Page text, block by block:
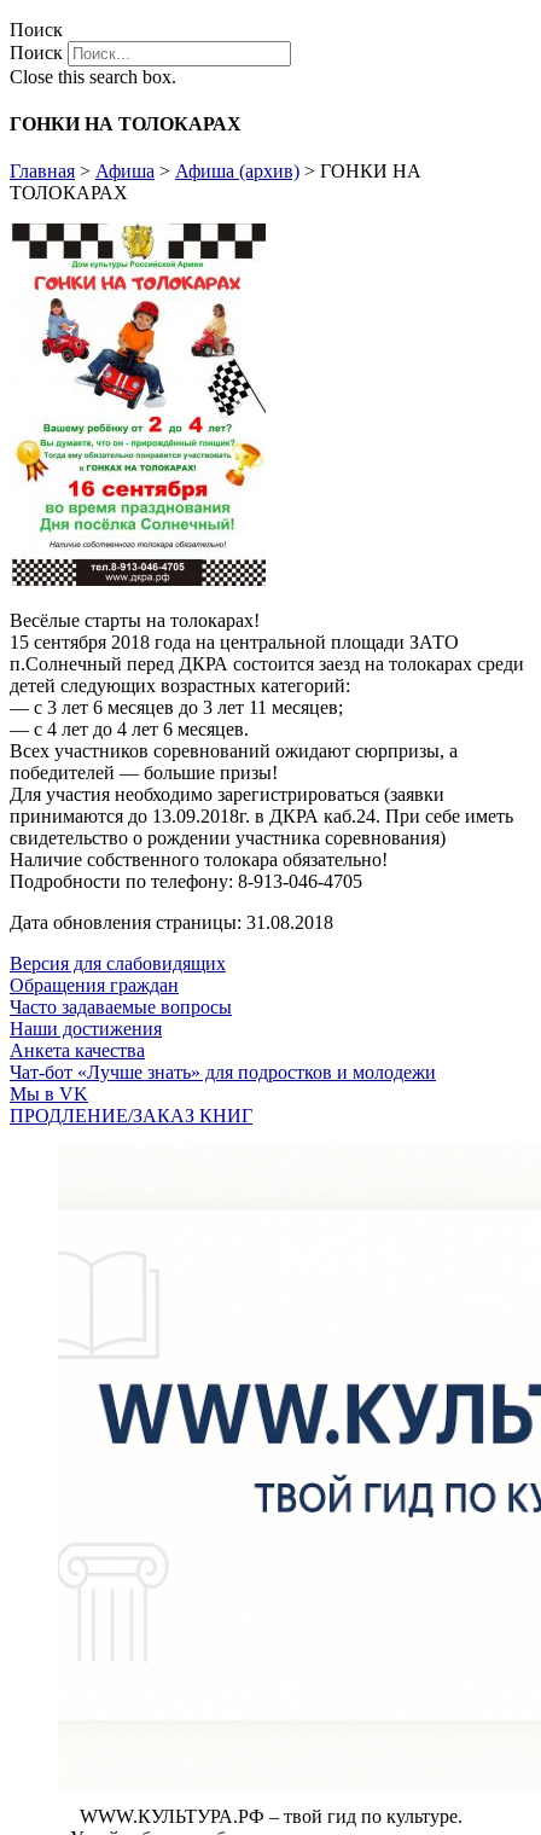
Поиск
Поиск
Close this search box.
ГОНКИ НА ТОЛОКАРАХ
Главная > Афиша > Афиша (архив) > ГОНКИ НА
ТОЛОКАРАХ
Весёлые старты на толокарах!
15 сентября 2018 года на центральной площади ЗАТО
п.Солнечный перед ДКРА состоится заезд на толокарах среди
детей следующих возрастных категорий:
— с 3 лет 6 месяцев до 3 лет 11 месяцев;
— с 4 лет до 4 лет 6 месяцев.
Всех участников соревнований ожидают сюрпризы, а
победителей — большие призы!
Для участия необходимо зарегистрироваться (заявки
принимаются до 13.09.2018г. в ДКРА каб.24. При себе иметь
свидетельство о рождении участника соревнования)
Наличие собственного толокара обязательно!
Подробности по телефону: 8-913-046-4705
Дата обновления страницы: 31.08.2018
Версия для слабовидящих
Обращения граждан
Часто задаваемые вопросы
Наши достижения
Анкета качества
Чат-бот «Лучше знать» для подростков и молодежи
Мы в VK
ПРОДЛЕНИЕ/ЗАКАЗ КНИГ
WWW.КУЛЬТУРА.РФ – твой гид по культуре.